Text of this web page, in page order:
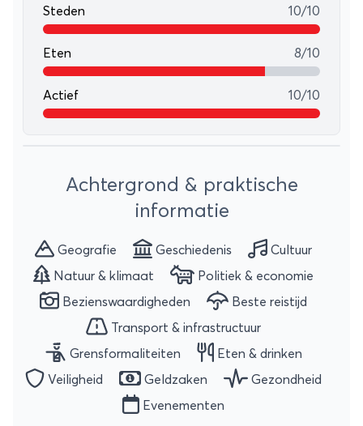
Steden 10/10
Eten 8/10
Actief 10/10
Achtergrond & praktische
informatie
Geografie Geschiedenis
Cultuur
Natuur & klimaat
Politiek & economie
Bezienswaardigheden
Beste reistijd
Transport & infrastructuur
Grensformaliteiten
Eten & drinken
Veiligheid
Geldzaken
Gezondheid
Evenementen